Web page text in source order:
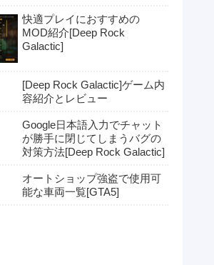
快適プレイにおすすめの
MOD紹介[Deep Rock
Galactic]
[Deep Rock Galactic]ゲーム内
容紹介とレビュー
Google日本語入力でチャット
が勝手に閉じてしまうバグの
対策方法[Deep Rock Galactic]
オートショップ強盗で使用可
能な車両一覧[GTA5]